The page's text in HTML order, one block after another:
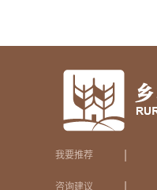
我要推荐
咨询建议